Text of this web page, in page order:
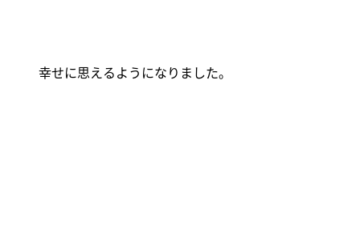
幸せに思えるようになりました。